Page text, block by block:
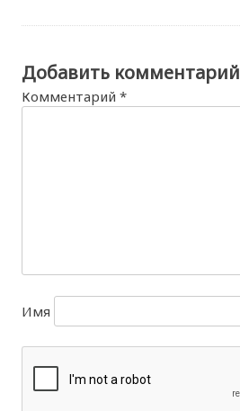
Добавить комментарий
Комментарий*
Имя